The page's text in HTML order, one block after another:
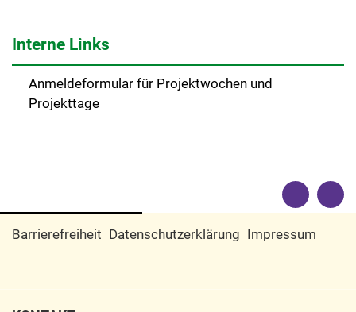
Interne Links
Anmeldeformular für Projektwochen und
Projekttage
Barrierefreiheit Datenschutzerklärung Impressum